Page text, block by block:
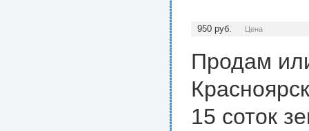
950 руб. Цена
Продам
15 соток